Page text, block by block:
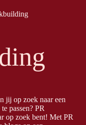
jij op zoek naar een
passen? PR
op zoek bent! Met PR